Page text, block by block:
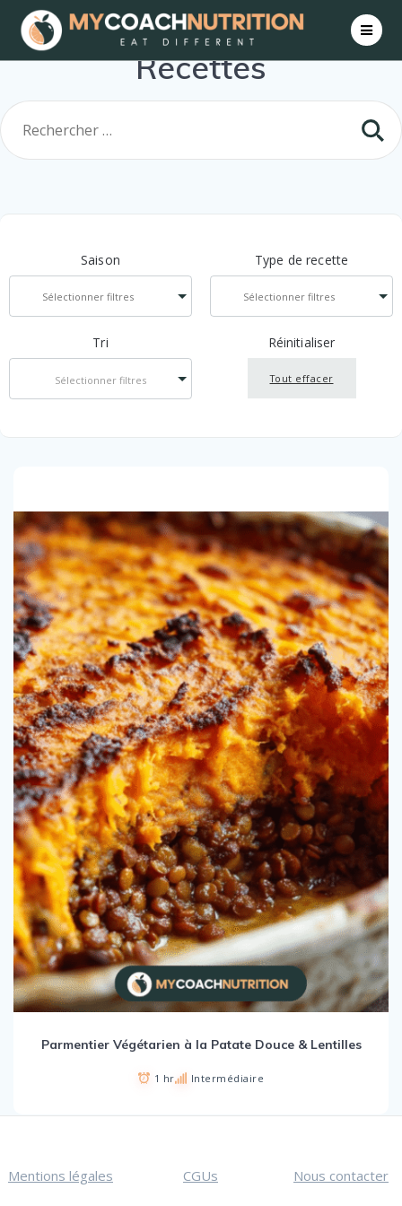
to
content
Recettes
Saison Type de recette
Tri
Sélectionner filtres
Réinitialiser
Tout effacer
Parmentier Végétarien à la Patate Douce & Lentilles
1 hr Intermédiaire
Mentions légales CGUs Nous contacter